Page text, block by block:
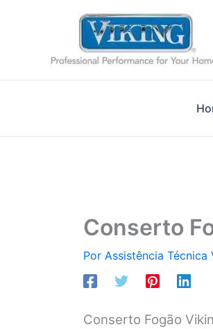
Conserto
Por Assistência Técnica
Conserto Fogão